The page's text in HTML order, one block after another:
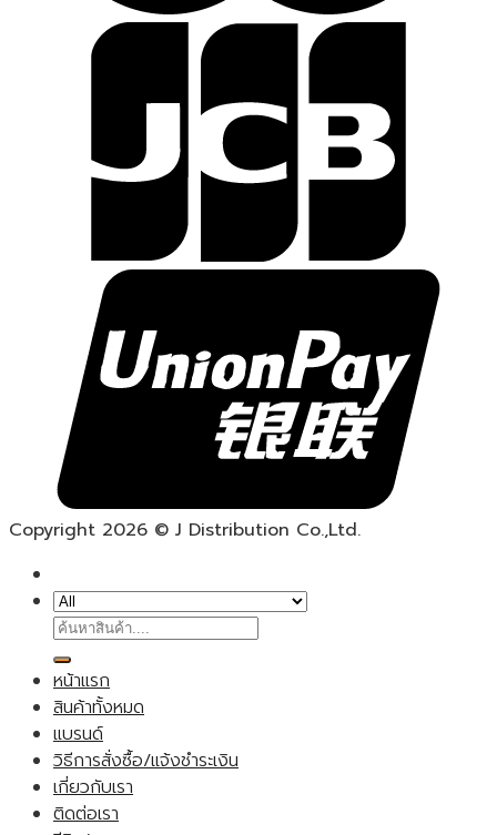
Copyright 2026 © J Distribution Co.,Ltd.
ค้นหา:
หน้าแรก
สินค้าทั้งหมด
แบรนด์
วิธีการสั่งซื้อ/แจ้งชำระเงิน
เกี่ยวกับเรา
ติดต่อเรา